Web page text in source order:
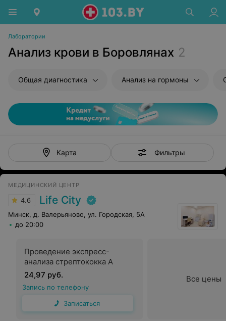
Лаборатории
Анализ крови в Боровлянах 2
Общая диагностика Анализ на гормоны
Карта Фильтры
МЕДИЦИНСКИЙ ЦЕНТР
4.6 Life City
Минск, д. Валерьяново, ул. Городская, 5А
до 20:00
Проведение экспресс-
анализа стрептококка А
24,97 руб.
Запись по телефону
Записаться
Все цены